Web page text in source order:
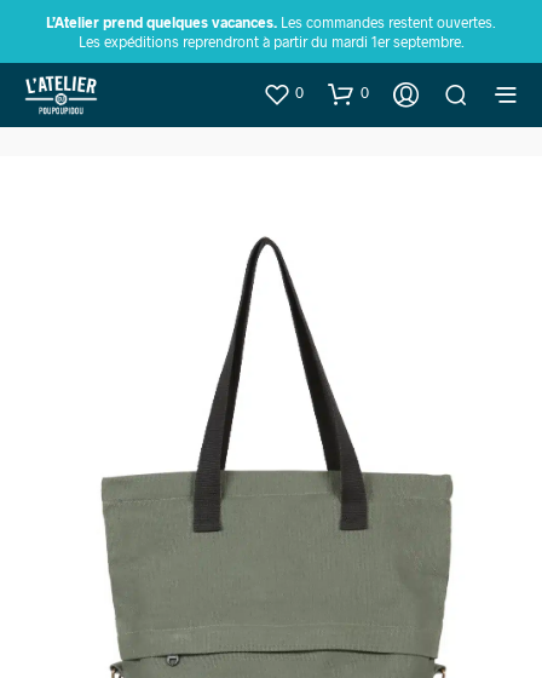
L’Atelier prend quelques vacances. Les commandes restent ouvertes.
Les expéditions reprendront à partir du mardi 1er septembre.
0 0